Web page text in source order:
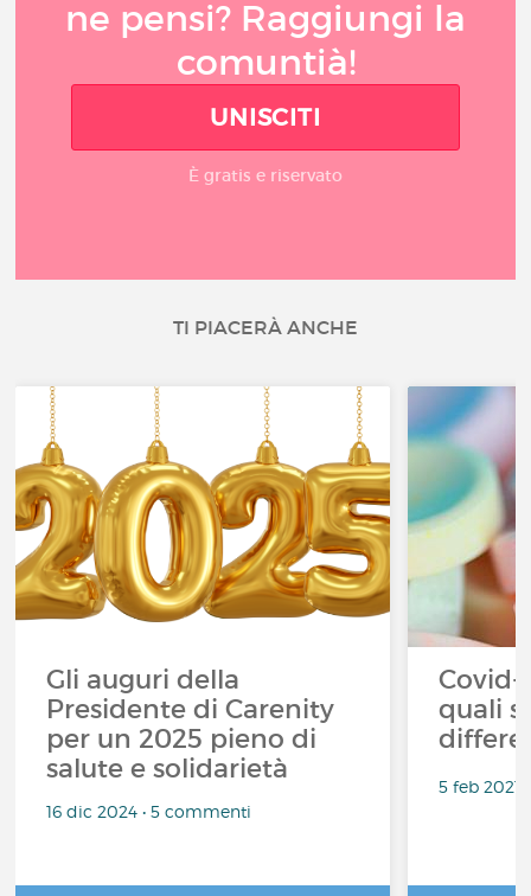
ne pensi? Raggiungi la
comuntià!
UNISCITI
È gratis e riservato
TI PIACERÀ ANCHE
Gli auguri della
Presidente di Carenity
per un 2025 pieno di
salute e solidarietà
16 dic 2024 • 5 commenti
Covid-
quali
5 feb 2021